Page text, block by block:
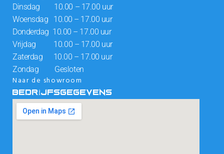
Dinsdag 10.00 – 17.00 uur
Woensdag 10.00 – 17.00 uur
Donderdag 10.00 – 17.00 uur
Vrijdag 10.00 – 17.00 uur
Zaterdag 10.00 – 17.00 uur
Zondag Gesloten
Naar de showroom
BEDRIJFSGEGEVENS